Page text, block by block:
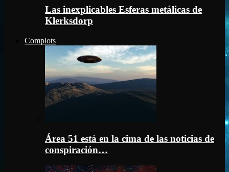
Las inexplicables Esferas metálicas de
Klerksdorp
Complots
Área 51 está en la cima de las noticias de
conspiración…